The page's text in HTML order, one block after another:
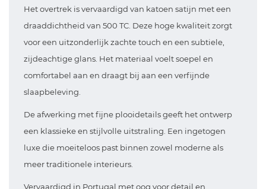
Het overtrek is vervaardigd van katoen satijn met een
draaddichtheid van 500 TC. Deze hoge kwaliteit zorgt
voor een uitzonderlijk zachte touch en een subtiele,
zijdeachtige glans. Het materiaal voelt soepel en
comfortabel aan en draagt bij aan een verfijnde
slaapbeleving.
De afwerking met fijne plooidetails geeft het ontwerp
een klassieke en stijlvolle uitstraling. Een ingetogen
luxe die moeiteloos past binnen zowel moderne als
meer traditionele interieurs.
Vervaardigd in Portugal met oog voor detail en